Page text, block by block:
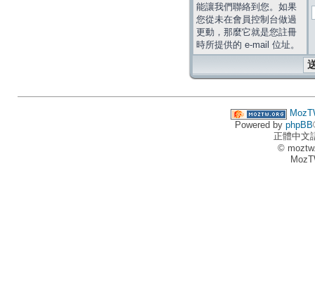
能讓我們聯絡到您。如果
您從未在會員控制台做過
更動，那麼它就是您註冊
時所提供的 e-mail 位址。
Powered by phpBB
正體中文
©